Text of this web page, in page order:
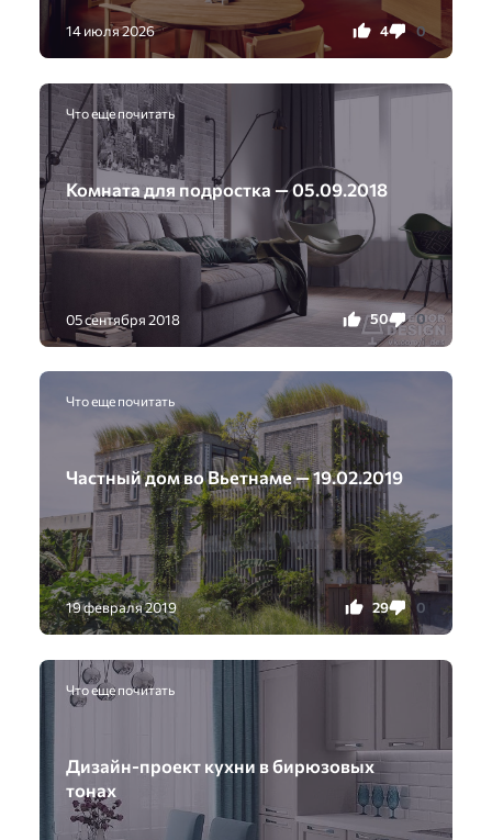
14 июля 2026 4 0
Что еще почитать
Комната для подростка — 05.09.2018
05 сентября 2018 50 0
Что еще почитать
Частный дом во Вьетнаме — 19.02.2019
19 февраля 2019 29 0
Что еще почитать
Дизайн-проект кухни в бирюзовых
тонах